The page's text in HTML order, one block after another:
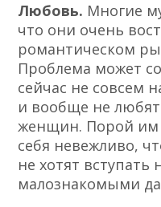
Любовь. Многие
что они очень
романтическом
Проблема может
сейчас не совсем
и вообще не
женщин. Порой им
себя невежливо,
не хотят
малознакомыми